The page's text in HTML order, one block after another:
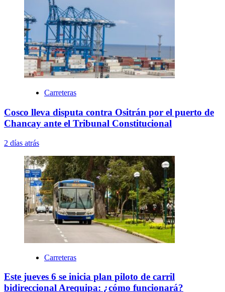
Carreteras
Cosco lleva disputa contra Ositrán por el puerto de
Chancay ante el Tribunal Constitucional
2 días atrás
Carreteras
Este jueves 6 se inicia plan piloto de carril
bidireccional Arequipa: ¿cómo funcionará?